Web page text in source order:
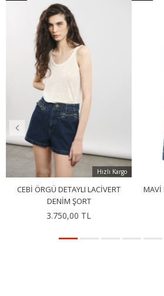
Hızlı Kargo
CEBI ÖRGÜ DETAYLI LACIVERT
DENIM ŞORT
3.750,00 TL
MAVI